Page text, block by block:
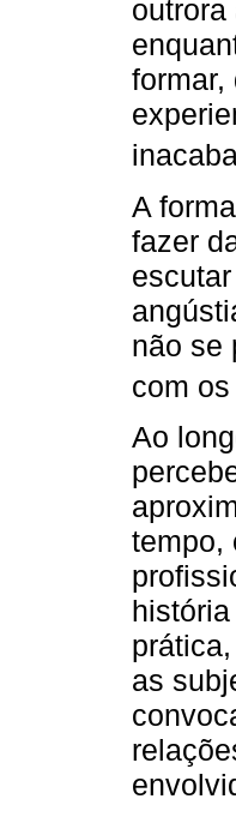
outrora
formar,
A
fazer
não se
com
Ao
tempo,
as